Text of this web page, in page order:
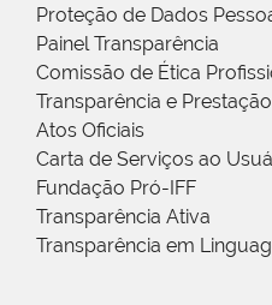
Proteção de Dados
Painel Transparência
Comissão de Ética
Transparência e
Atos Oficiais
Carta de Serviços ao
Fundação Pró-IFF
Transparência Ativa
Transparência em